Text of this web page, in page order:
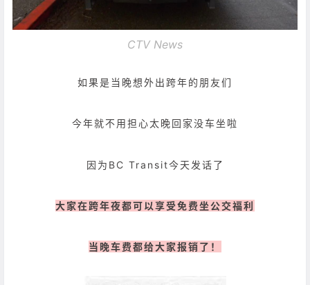
CTV News
如果是当晚想外出跨年的朋友们
今年就不用担心太晚回家没车坐啦
因为BC Transit今天发话了
大家在跨年夜都可以享受免费坐公交福利
当晚车费都给大家报销了！